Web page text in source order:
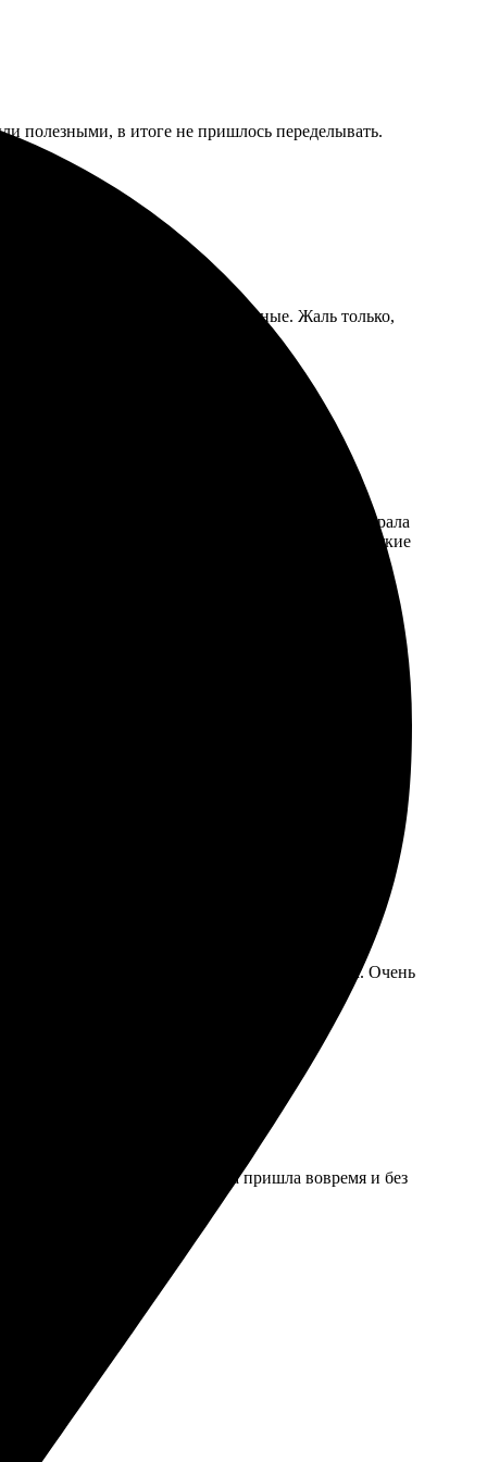
полезными, в итоге не пришлось переделывать.
и яркая, страницы плотные. Жаль только,
функции. Загрузила фотографии и выбрала
печати меня порадовало. Цвета яркие, детали четкие
в срок, всё аккуратно упаковано.
аккуратно. Все пришло вовремя, без задержек. Очень
бумаги и печати. Доставка пришла вовремя и без